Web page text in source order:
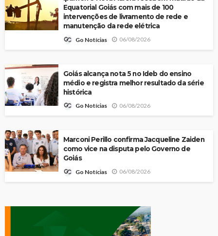
Equatorial Goiás com mais de 100
intervenções de livramento de rede e
manutenção da rede elétrica
Go Notícias 06/08/2026
Goiás alcança nota 5 no Ideb do ensino
médio e registra melhor resultado da série
histórica
Go Notícias 06/08/2026
Marconi Perillo confirma Jacqueline Zaiden
como vice na disputa pelo Governo de
Goiás
Go Notícias 06/08/2026